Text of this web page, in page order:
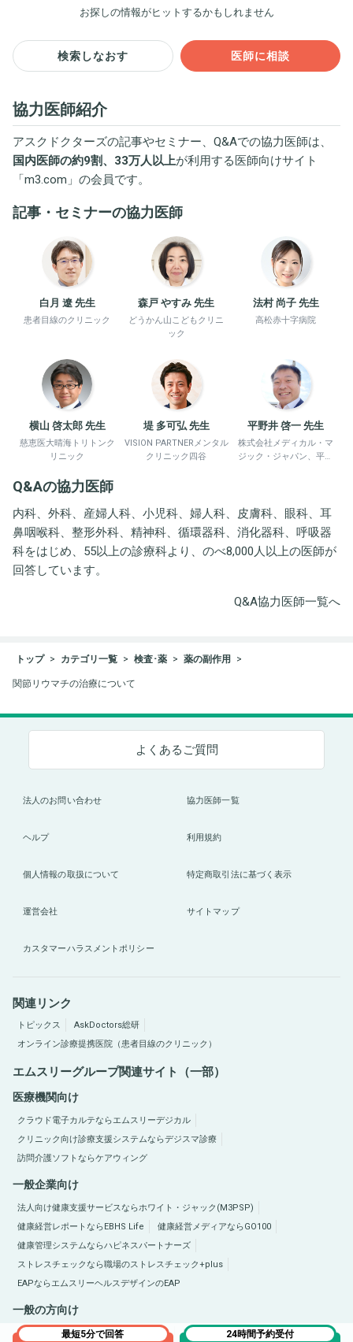
お探しの情報がヒットするかもしれません
検索しなおす 医師に相談
協力医師紹介
アスクドクターズの記事やセミナー、Q&Aでの協力医師は、
国内医師の約9割、33万人以上が利用する医師向けサイト
「m3.com 」の会員です。
記事・セミナーの協力医師
白月 遼 先生
患者目線のクリニック
森戸 やすみ 先生
どうかん山こどもクリニ
ック
法村 尚子 先生
高松赤十字病院
横山 啓太郎 先生
慈恵医大晴海トリトンク
リニック
堤 多可弘 先生
VISION PARTNERメンタル
クリニック四谷
平野井 啓一 先生
株式会社メディカル・マ
ジック・ジャパン、平野
Q&Aの協力医師
内科、外科、産婦人科、小児科、婦人科、皮膚科、眼科、耳
鼻咽喉科、整形外科、精神科、循環器科、消化器科、呼吸器
科をはじめ、55以上の診療科より、のべ8,000人以上の医師が
回答しています。
Q&A協力医師一覧へ
トップ カテゴリ一覧 検査･薬 薬の副作用
関節リウマチの治療について
最短5分で回答 24時間予約受付
よくあるご質問
法人のお問い合わせ 協力医師一覧
ヘルプ 利用規約
個人情報の取扱について 特定商取引法に基づく表示
運営会社 サイトマップ
カスタマーハラスメントポリシー
関連リンク
トピックス
AskDoctors総研
オンライン診療提携医院（患者目線のクリニック）
エムスリーグループ関連サイト（一部）
医療機関向け
クラウド電子カルテならエムスリーデジカル
クリニック向け診療支援システムならデジスマ診療
訪問介護ソフトならケアウィング
一般企業向け
法人向け健康支援サービスならホワイト・ジャック(M3PSP)
健康経営レポートならEBHS Life
健康経営メディアならGO100
健康管理システムならハピネスパートナーズ
ストレスチェックなら職場のストレスチェック+plus
EAPならエムスリーヘルスデザインのEAP
一般の方向け
医療総合サイトQLife（キューライフ） 肥満症総合サイトならひまんラボ